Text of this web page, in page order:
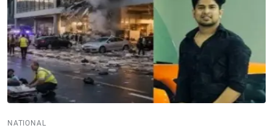
NATIONAL